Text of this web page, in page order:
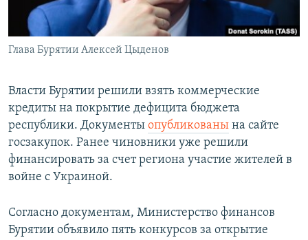
Глава Бурятии Алексей Цыденов
Власти Бурятии решили взять коммерческие
кредиты на покрытие дефицита бюджета
республики. Документы опубликованы на сайте
госзакупок. Ранее чиновники уже решили
финансировать за счет региона участие жителей в
войне с Украиной.
Согласно документам, Министерство финансов
Бурятии объявило пять конкурсов за открытие